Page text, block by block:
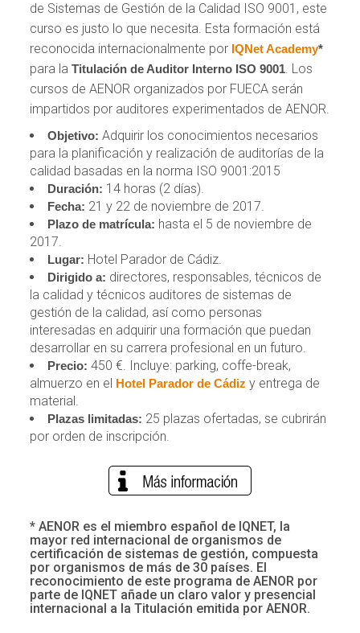
de Sistemas de Gestión de la Calidad ISO 9001, este
curso es justo lo que necesita. Esta formación está
reconocida internacionalmente por IQNet Academy*
para laTitulación de Auditor Interno ISO 9001. Los
cursos de AENOR organizados por FUECA serán
impartidos por auditores experimentados de AENOR.
Objetivo: Adquirir los conocimientos necesarios
para la planificación y realización de auditorías de la
calidad basadas en la norma ISO 9001:2015
Duración: 14 horas (2 días).
Fecha: 21 y 22 de noviembre de 2017.
Plazo de matrícula: hasta el 5 de noviembre de
2017.
Lugar: Hotel Parador de Cádiz.
Dirigido a: directores, responsables, técnicos de
la calidad y técnicos auditores de sistemas de
gestión de la calidad, así como personas
interesadas en adquirir una formación que puedan
desarrollar en su carrera profesional en un futuro.
Precio: 450 €. Incluye: parking, coffe-break,
almuerzo en el Hotel Parador de Cádiz y entrega de
material.
Plazas limitadas: 25 plazas ofertadas, se cubrirán
por orden de inscripción.
* AENOR es el miembro español de IQNET, la
mayor red internacional de organismos de
certificación de sistemas de gestión, compuesta
por organismos de más de 30 países. El
reconocimiento de este programa de AENOR por
parte de IQNET añade un claro valor y presencial
internacional a la Titulación emitida por AENOR.